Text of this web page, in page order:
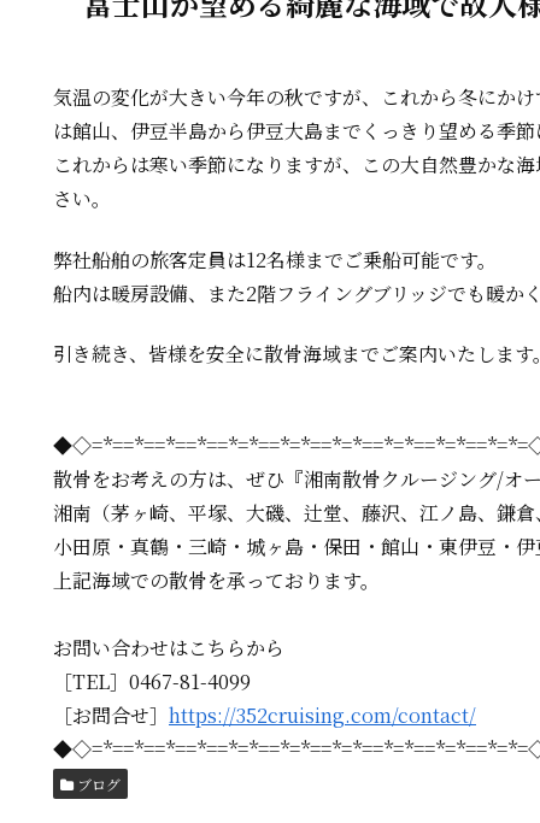
気温の変化が大きい今年の秋ですが、これから冬にか
は館山、伊豆半島から伊豆大島までくっきり望める季節
これからは寒い季節になりますが、この大自然豊かな
さい。
弊社船舶の旅客定員は12名様までご乗船可能です。
船内は暖房設備、また2階フライングブリッジでも暖か
引き続き、皆様を安全に散骨海域までご案内いたします。
散骨をお考えの方は、 ぜひ『湘南散骨クルージング/オ
湘南（茅ヶ崎、平塚、大磯、辻堂、藤沢、江ノ島、鎌倉
小田原・真鶴・三崎・城ヶ島・保田・館山・東伊豆・
上記海域での散骨を承っております。
お問い合わせはこちらから
［TEL］0467-81-4099
［お問合せ］ https://352cruising.com/contact/
ブログ